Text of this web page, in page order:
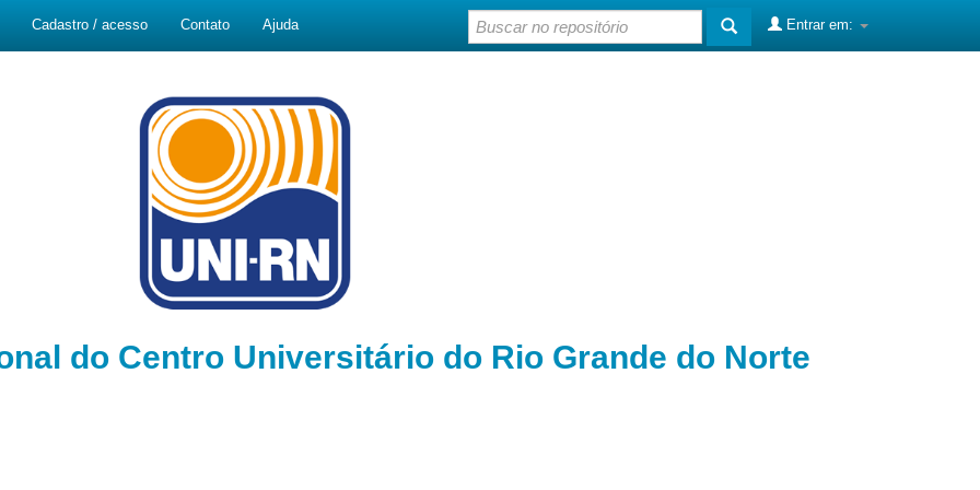
Cadastro / acesso Contato Ajuda Entrar em:
do Centro Universitário do Rio Grande do Norte